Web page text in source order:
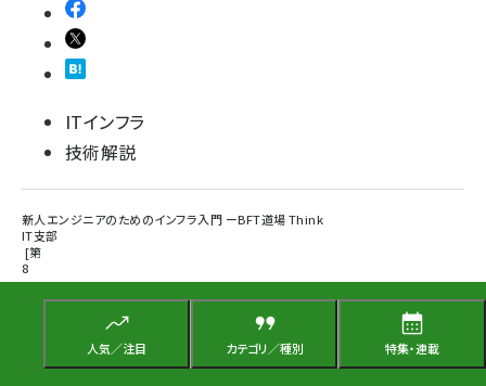
人気／注目 カテゴリ／種別 特集・連載
ITインフラ
技術解説
新人エンジニアのためのインフラ入門 ーBFT道場 Think
IT支部
第
8
インフラエンジニアの仕事について知ろう
宮下 竜太